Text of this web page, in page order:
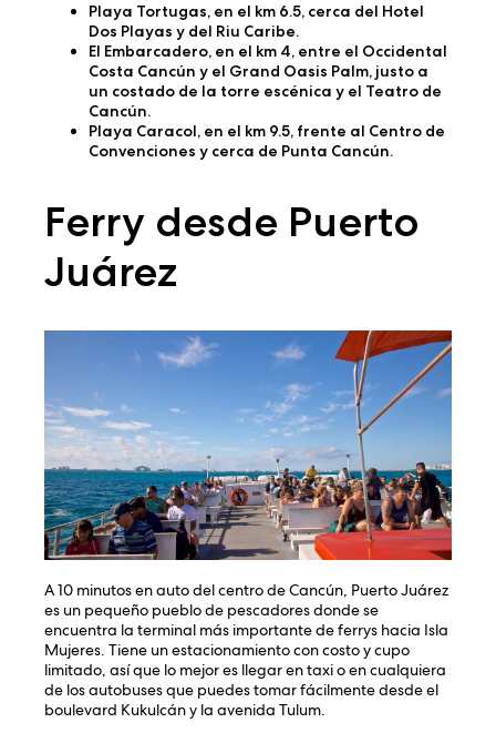
Playa Tortugas, en el km 6.5, cerca del Hotel
Dos Playas y del Riu Caribe.
El Embarcadero, en el km 4, entre el Occidental
Costa Cancún y el Grand Oasis Palm, justo a
un costado de la torre escénica y el Teatro de
Cancún.
Playa Caracol, en el km 9.5, frente al Centro de
Convenciones y cerca de Punta Cancún.
Ferry desde Puerto
Juárez
A 10 minutos en auto del centro de Cancún, Puerto Juárez
es un pequeño pueblo de pescadores donde se
encuentra la terminal más importante de ferrys hacia Isla
Mujeres. Tiene un estacionamiento con costo y cupo
limitado, así que lo mejor es llegar en taxi o en cualquiera
de los autobuses que puedes tomar fácilmente desde el
boulevard Kukulcán y la avenida Tulum.